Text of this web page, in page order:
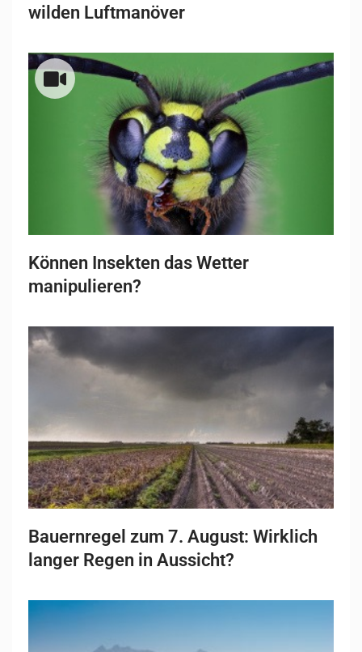
wilden Luftmanöver
Können Insekten das Wetter
manipulieren?
Bauernregel zum 7. August: Wirklich
langer Regen in Aussicht?